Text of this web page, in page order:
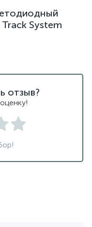
System
отзыв?